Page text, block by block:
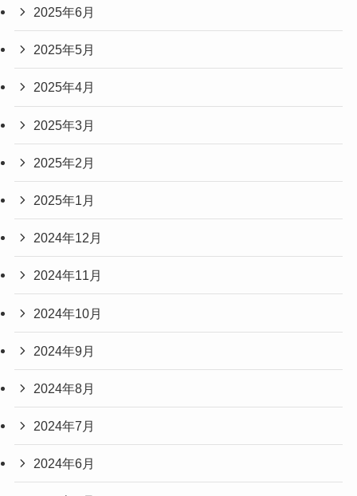
2025年6月
2025年5月
2025年4月
2025年3月
2025年2月
2025年1月
2024年12月
2024年11月
2024年10月
2024年9月
2024年8月
2024年7月
2024年6月